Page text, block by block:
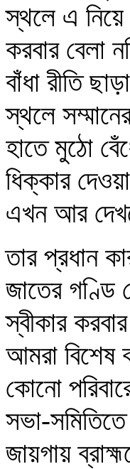
স্থলে এ
করবার বেলা
বাঁধা রীতি
স্থলে
হাতে মুঠো
ধিক্‌কার
এখন আর
তার প্রধান
জাতের গণ্ডি
স্বীকার
আমরা বিশেষ
কোনো
সভা-
জায়গায়